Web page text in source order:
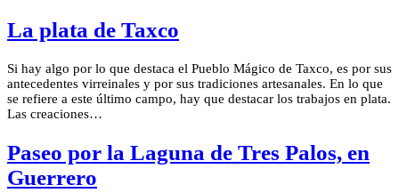
La plata de Taxco
Si hay algo por lo que destaca el Pueblo Mágico de Taxco, es por sus
antecedentes virreinales y por sus tradiciones artesanales. En lo que
se refiere a este último campo, hay que destacar los trabajos en plata.
Las creaciones…
Paseo por la Laguna de Tres Palos, en
Guerrero